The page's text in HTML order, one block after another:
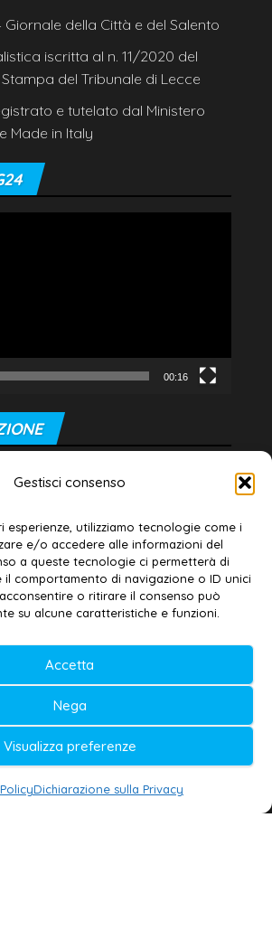
Gestisci consenso
esperienze, utilizziamo tecnologie come i
e/o accedere alle informazioni del
a queste tecnologie ci permetterà di
il comportamento di navigazione o ID unici
o ritirare il consenso può
su alcune caratteristiche e funzioni.
Accetta
Nega
Visualizza preferenze
Dichiarazione sulla Privacy
Giornale della Città e del Salento
iscritta al n. 11/2020 del
del Tribunale di Lecce
e tutelato dal Ministero
Made in Italy
00:16
responsabile:
Masciullo
–Cookie policy
2026 | Galatina24 ®
al n. 11/2020 Registro della
Tribunale di Lecce
e direttore responsabile:
G. Masciullo